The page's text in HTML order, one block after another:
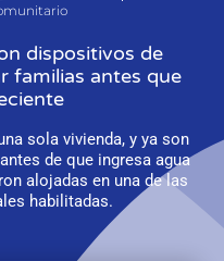
dispositivos de
familias antes que
sola vivienda, y ya son
de que ingresa agua
alojadas en una de las
habilitadas.